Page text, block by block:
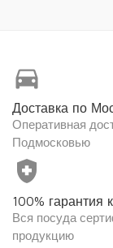
directions_car
Доставка по
Оперативная
Подмосковью
health_and_safety
100% гарантия
Вся посуда
продукцию